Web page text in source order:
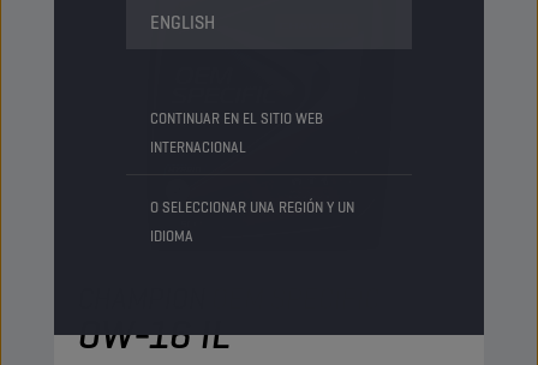
ENGLISH
CONTINUAR EN EL SITIO WEB
INTERNACIONAL
O SELECCIONAR UNA REGIÓN Y UN
IDIOMA
0W-16 IL